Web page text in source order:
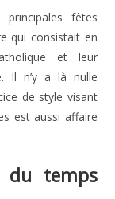
fêtes
qui consistait en
et leur
Il n’y a là nulle
de style visant
est aussi affaire
du temps